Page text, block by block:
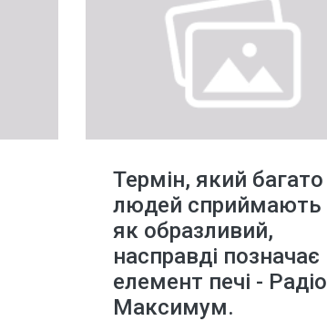
Термін, який багато
людей сприймають
як образливий,
насправді позначає
елемент печі - Радіо
Максимум.